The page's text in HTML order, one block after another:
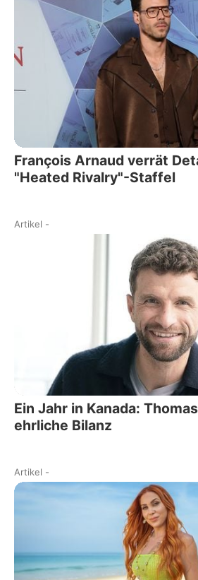
François Arnaud verrät
"Heated Rivalry"-Staffel
Artikel -
Ein Jahr in Kanada:
ehrliche Bilanz
Artikel -